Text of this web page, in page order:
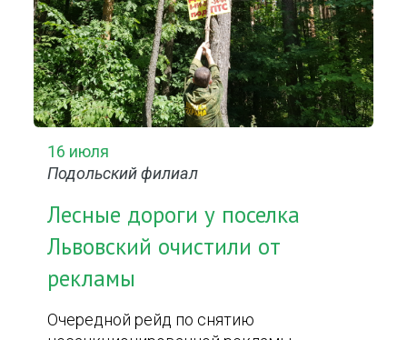
16 июля
Подольский филиал
Лесные дороги у поселка
Львовский очистили от
рекламы
Очередной рейд по снятию